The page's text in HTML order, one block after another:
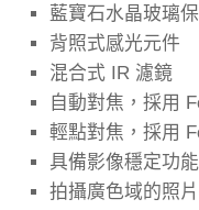
藍寶石水晶玻璃
背照式感光元件
混合式 IR 濾鏡
自動對焦，採用
輕點對焦，採用
具備影像穩定功
拍攝廣色域的照